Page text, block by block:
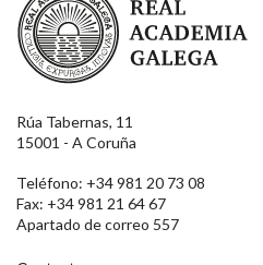
Rúa Tabernas, 11
15001 - A Coruña
Teléfono: +34 981 20 73 08
Fax: +34 981 21 64 67
Apartado de correo 557